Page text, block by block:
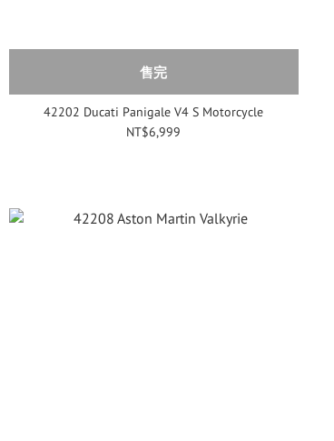
售完
42202 Ducati Panigale V4 S Motorcycle
NT$6,999